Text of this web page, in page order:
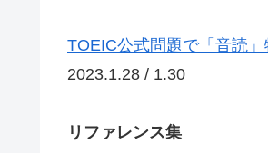
TOEIC公式問題で「音読
2023.1.28 / 1.30
リファレンス集